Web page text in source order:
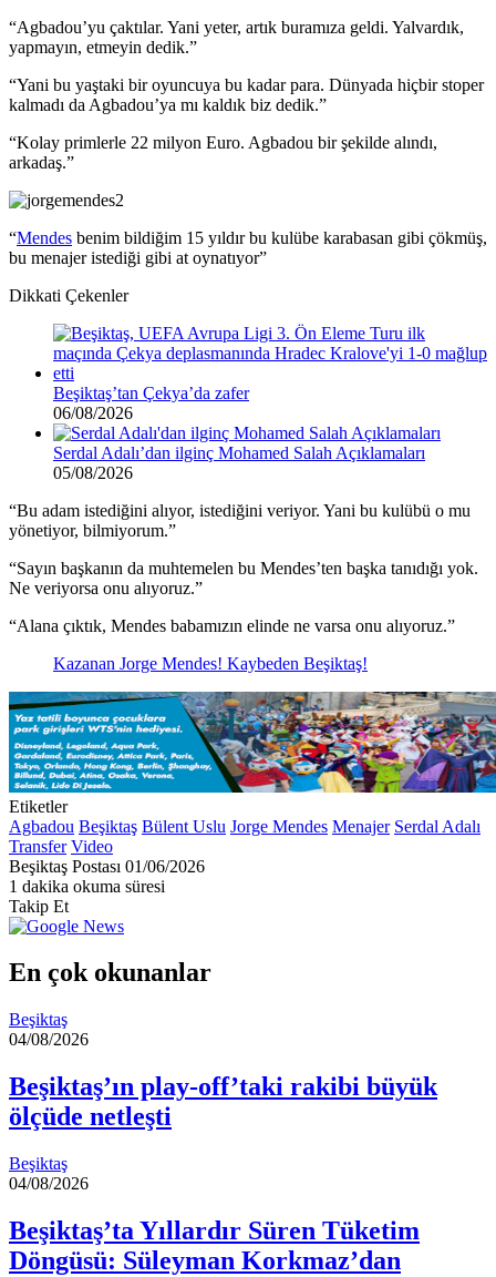
“Agbadou’yu çaktılar. Yani yeter, artık buramıza geldi. Yalvardık,
yapmayın, etmeyin dedik.”
“Yani bu yaştaki bir oyuncuya bu kadar para. Dünyada hiçbir stoper
kalmadı da Agbadou’ya mı kaldık biz dedik.”
“Kolay primlerle 22 milyon Euro. Agbadou bir şekilde alındı,
arkadaş.”
“Mendes benim bildiğim 15 yıldır bu kulübe karabasan gibi çökmüş,
bu menajer istediği gibi at oynatıyor”
Dikkati Çekenler
Beşiktaş’tan Çekya’da zafer
06/08/2026
Serdal Adalı’dan ilginç Mohamed Salah Açıklamaları
05/08/2026
“Bu adam istediğini alıyor, istediğini veriyor. Yani bu kulübü o mu
yönetiyor, bilmiyorum.”
“Sayın başkanın da muhtemelen bu Mendes’ten başka tanıdığı yok.
Ne veriyorsa onu alıyoruz.”
“Alana çıktık, Mendes babamızın elinde ne varsa onu alıyoruz.”
Kazanan Jorge Mendes! Kaybeden Beşiktaş!
Etiketler
Agbadou Beşiktaş Bülent Uslu Jorge Mendes Menajer Serdal Adalı
Transfer Video
Beşiktaş Postası Bir
e-
01/06/2026
1 dakika okuma süresi
Takip Et
En çok okunanlar
Beşiktaş
04/08/2026
Beşiktaş’ın play-off’taki rakibi büyük
ölçüde netleşti
Beşiktaş
04/08/2026
Beşiktaş’ta Yıllardır Süren Tüketim
Döngüsü: Süleyman Korkmaz’dan